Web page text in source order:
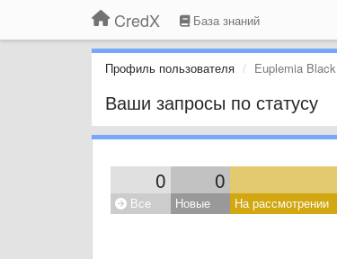
CredX База знаний
Профиль пользователя Euplemia Black
Ваши запросы по статусу
0 0
Все Новые На рассмотрении